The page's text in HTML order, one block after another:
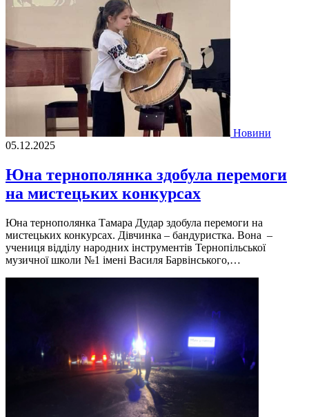
Новини
05.12.2025
Юна тернополянка здобула перемоги
на мистецьких конкурсах
Юна тернополянка Тамара Дудар здобула перемоги на
мистецьких конкурсах. Дівчинка – бандуристка. Вона –
учениця відділу народних інструментів Тернопільської
музичної школи №1 імені Василя Барвінського,…